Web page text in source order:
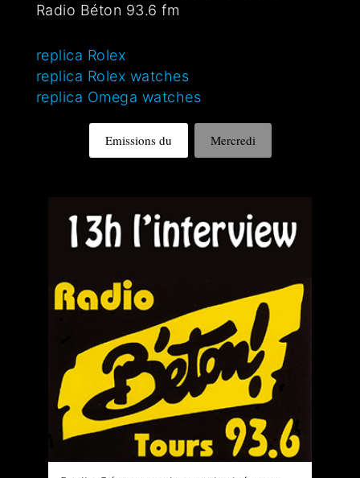
Radio Béton 93.6 fm
replica Rolex
replica Rolex watches
replica Omega watches
Emissions du Mercredi